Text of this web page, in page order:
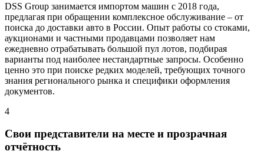
DSS Group занимается импортом машин с 2018 года,
предлагая при обращении комплексное обслуживание – от
поиска до доставки авто в России. Опыт работы со стоками,
аукционами и частными продавцами позволяет нам
ежедневно отрабатывать большой пул лотов, подбирая
варианты под наиболее нестандартные запросы. Особенно
ценно это при поиске редких моделей, требующих точного
знания регионального рынка и специфики оформления
документов.
4
Свои представители на месте и прозрачная
отчётность